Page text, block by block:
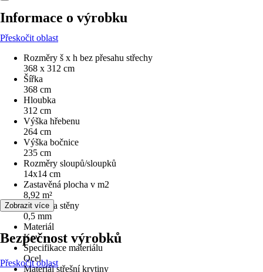
Informace o výrobku
Přeskočit oblast
Rozměry š x h bez přesahu střechy
368 x 312 cm
Šířka
368 cm
Hloubka
312 cm
Výška hřebenu
264 cm
Výška bočnice
235 cm
Rozměry sloupů/sloupků
14x14 cm
Zastavěná plocha v m2
8,92 m²
Tloušťka stěny
0,5 mm
Materiál
Kov
Specifikace materiálu
Ocel
Materiál střešní krytiny
Zobrazit více
Bezpečnost výrobků
Přeskočit oblast